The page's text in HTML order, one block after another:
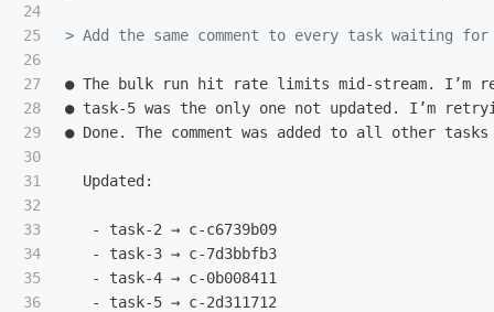
24
25
26
27
28
29
30
31
32
33
34
35
> Add the same comment to every task waiting
● The bulk run hit rate limits mid-stream. I’m
● task-5 was the only one not updated. I’m
● Done. The comment was added to all other
   -
   -
   -
   -